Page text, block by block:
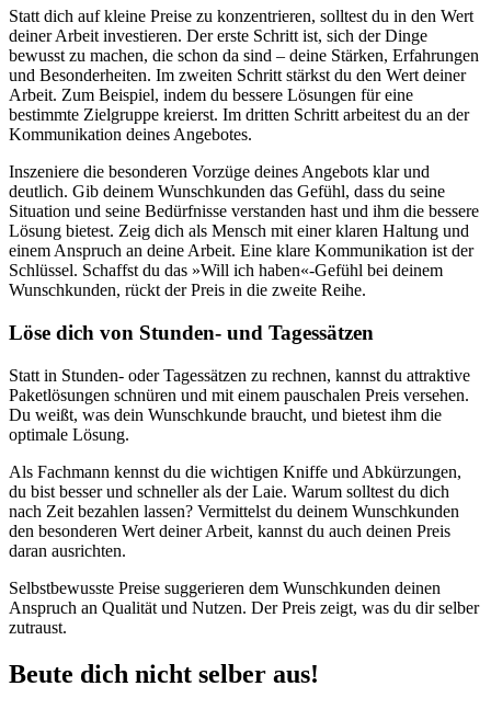
Statt dich auf kleine Preise zu konzentrieren, solltest du in den Wert
deiner Arbeit investieren. Der erste Schritt ist, sich der Dinge
bewusst zu machen, die schon da sind – deine Stärken, Erfahrungen
und Besonderheiten. Im zweiten Schritt stärkst du den Wert deiner
Arbeit. Zum Beispiel, indem du bessere Lösungen für eine
bestimmte Zielgruppe kreierst. Im dritten Schritt arbeitest du an der
Kommunikation deines Angebotes.
Inszeniere die besonderen Vorzüge deines Angebots klar und
deutlich. Gib deinem Wunschkunden das Gefühl, dass du seine
Situation und seine Bedürfnisse verstanden hast und ihm die bessere
Lösung bietest. Zeig dich als Mensch mit einer klaren Haltung und
einem Anspruch an deine Arbeit. Eine klare Kommunikation ist der
Schlüssel. Schaffst du das »Will ich haben«-Gefühl bei deinem
Wunschkunden, rückt der Preis in die zweite Reihe.
Löse dich von Stunden- und Tagessätzen
Statt in Stunden- oder Tagessätzen zu rechnen, kannst du attraktive
Paketlösungen schnüren und mit einem pauschalen Preis versehen.
Du weißt, was dein Wunschkunde braucht, und bietest ihm die
optimale Lösung.
Als Fachmann kennst du die wichtigen Kniffe und Abkürzungen,
du bist besser und schneller als der Laie. Warum solltest du dich
nach Zeit bezahlen lassen? Vermittelst du deinem Wunschkunden
den besonderen Wert deiner Arbeit, kannst du auch deinen Preis
daran ausrichten.
Selbstbewusste Preise suggerieren dem Wunschkunden deinen
Anspruch an Qualität und Nutzen. Der Preis zeigt, was du dir selber
zutraust.
Beute dich nicht selber aus!